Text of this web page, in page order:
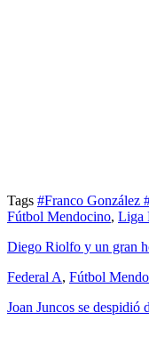
Tags #Franco González
Fútbol Mendocino, Liga
Diego Riolfo y un gran
Federal A, Fútbol
Joan Juncos se despidió